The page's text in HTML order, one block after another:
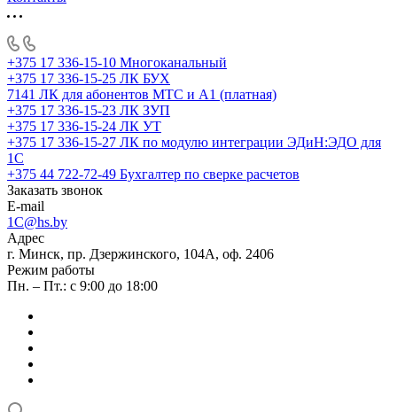
+375 17 336-15-10 Многоканальный
+375 17 336-15-25 ЛК БУХ
7141 ЛК для абонентов МТС и А1 (платная)
+375 17 336-15-23 ЛК ЗУП
+375 17 336-15-24 ЛК УТ
+375 17 336-15-27 ЛК по модулю интеграции ЭДиН:ЭДО для
1С
+375 44 722-72-49 Бухгалтер по сверке расчетов
Заказать звонок
E-mail
1C@hs.by
Адрес
г. Минск, пр. Дзержинского, 104А, оф. 2406
Режим работы
Пн. – Пт.: с 9:00 до 18:00